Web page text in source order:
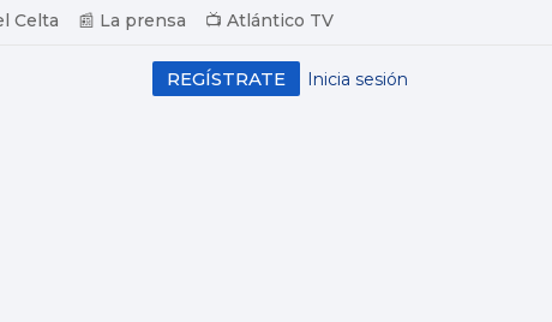
Celta 📰 La prensa 📺 Atlántico TV
Inicia sesión
REGÍSTRATE